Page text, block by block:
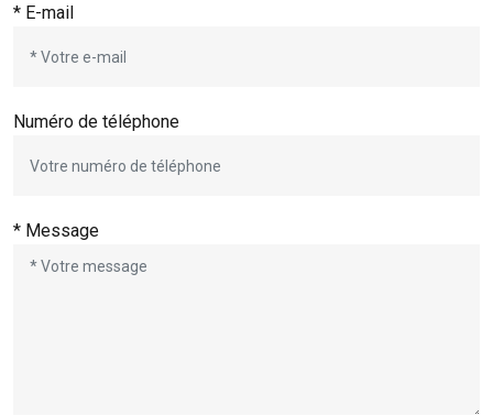
* E-mail
Numéro de téléphone
* Message